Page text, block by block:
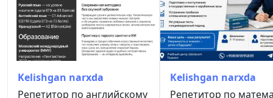
Telegram: rayder_mp
Телефон: +998 90 911 93 68
Kelishgan narxda
Репетитор по английскому
Kelishgan narxda
Репетитор по